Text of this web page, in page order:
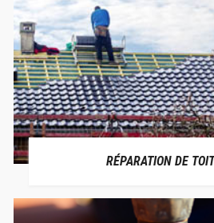
RÉPARATION DE